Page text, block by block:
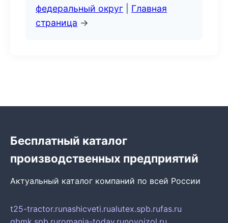
федеральный округ
Главная
страница →
Бесплатный каталог
производственных предприятий
Актуальный каталог компаний по всей России
t25-tractor.runashicveti.rualutex.spb.rufas.ru